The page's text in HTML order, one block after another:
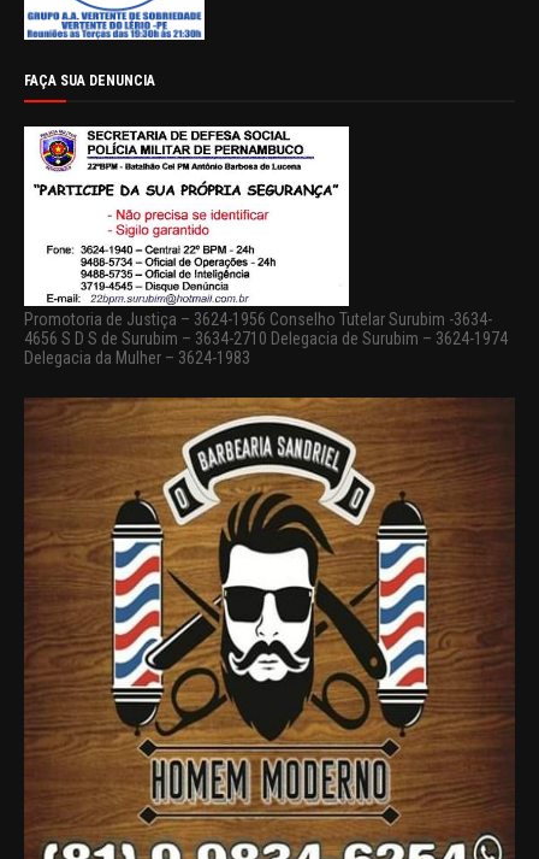
FAÇA SUA DENUNCIA
Promotoria de Justiça – 3624-1956 Conselho Tutelar Surubim -3634-
4656 S D S de Surubim – 3634-2710 Delegacia de Surubim – 3624-1974
Delegacia da Mulher – 3624-1983